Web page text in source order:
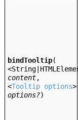
bindTooltip(
content,
<Tooltip options>
options?)